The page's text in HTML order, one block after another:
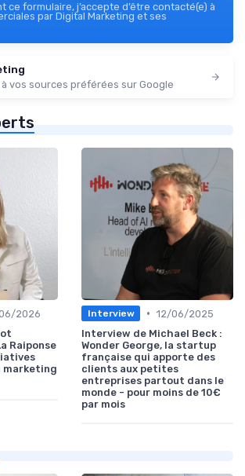
ce formulaire, j’accepte d’être contacté(e) à
par Digital Marketing et ses
vos sources préférées sur Google
2026
Raiponse
marketing
Interview • 12/06/2025
Interview de Michael Beck :
Wonder George, la startup
française qui apporte des
clients aux petites
entreprises partout dans le
monde - pour moins de 10€
par mois